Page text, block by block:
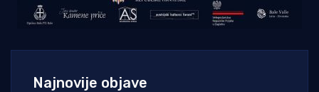
Najnovije objave